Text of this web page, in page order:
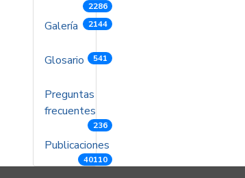
2286
Galería 2144
Glosario 541
Preguntas
frecuentes
236
Publicaciones
40110